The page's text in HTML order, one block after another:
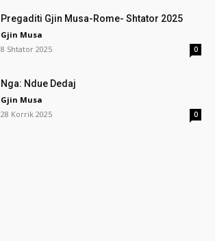
Pregaditi Gjin Musa-Rome- Shtator 2025
Gjin Musa
8 Shtator 2025
0
Nga: Ndue Dedaj
Gjin Musa
28 Korrik 2025
0